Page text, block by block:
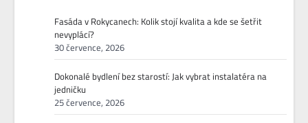
Fasáda v Rokycanech: Kolik stojí kvalita a kde se šetřit
nevyplácí?
30 července, 2026
Dokonalé bydlení bez starostí: Jak vybrat instalatéra na
jedničku
25 července, 2026